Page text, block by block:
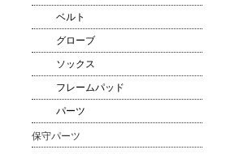
ベルト
グローブ
ソックス
フレームパッド
パーツ
保守パーツ